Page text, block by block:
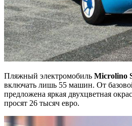
Пляжный электромобиль Microlino
включать лишь 55 машин. От
предложена яркая двухцветная
просят 26 тысяч евро.